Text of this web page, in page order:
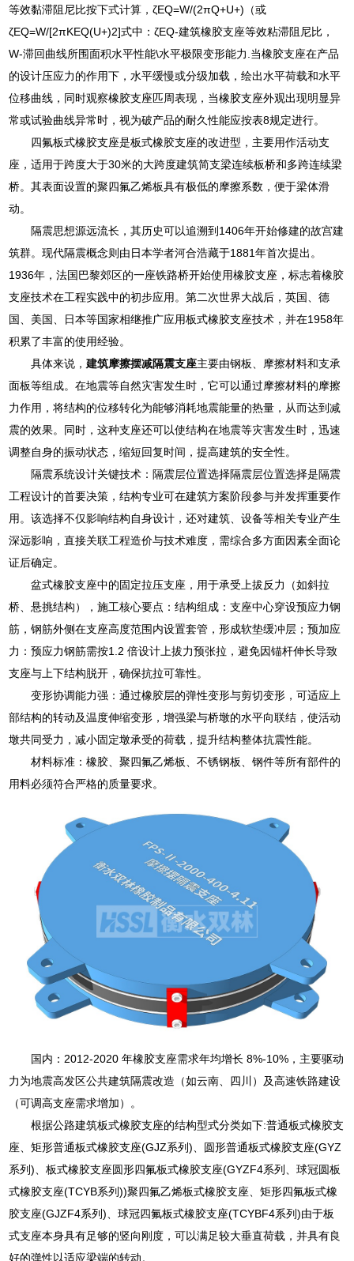
等效黏滞阻尼比按下式计算，ζEQ=W/(2πQ+U+)（或
ζEQ=W/[2πKEQ(U+)2]式中：ζEQ-建筑橡胶支座等效粘滞阻尼比，
W-滞回曲线所围面积水平性能\水平极限变形能力.当橡胶支座在产品
的设计压应力的作用下，水平缓慢或分级加载，绘出水平荷载和水平
位移曲线，同时观察橡胶支座匹周表现，当橡胶支座外观出现明显异
常或试验曲线异常时，视为破产品的耐久性能应按表8规定进行。
四氟板式橡胶支座是板式橡胶支座的改进型，主要用作活动支
座，适用于跨度大于30米的大跨度建筑简支梁连续板桥和多跨连续梁
桥。其表面设置的聚四氟乙烯板具有极低的摩擦系数，便于梁体滑
动。
隔震思想源远流长，其历史可以追溯到1406年开始修建的故宫建
筑群。现代隔震概念则由日本学者河合浩藏于1881年首次提出。
1936年，法国巴黎郊区的一座铁路桥开始使用橡胶支座，标志着橡胶
支座技术在工程实践中的初步应用。第二次世界大战后，英国、德
国、美国、日本等国家相继推广应用板式橡胶支座技术，并在1958年
积累了丰富的使用经验。
具体来说，建筑摩擦摆减隔震支座主要由钢板、摩擦材料和支承
面板等组成。在地震等自然灾害发生时，它可以通过摩擦材料的摩擦
力作用，将结构的位移转化为能够消耗地震能量的热量，从而达到减
震的效果。同时，这种支座还可以使结构在地震等灾害发生时，迅速
调整自身的振动状态，缩短回复时间，提高建筑的安全性。
隔震系统设计关键技术：隔震层位置选择隔震层位置选择是隔震
工程设计的首要决策，结构专业可在建筑方案阶段参与并发挥重要作
用。该选择不仅影响结构自身设计，还对建筑、设备等相关专业产生
深远影响，直接关联工程造价与技术难度，需综合多方面因素全面论
证后确定。
盆式橡胶支座中的固定拉压支座，用于承受上拔反力（如斜拉
桥、悬挑结构），施工核心要点：结构组成：支座中心穿设预应力钢
筋，钢筋外侧在支座高度范围内设置套管，形成软垫缓冲层；预加应
力：预应力钢筋需按1.2 倍设计上拔力预张拉，避免因锚杆伸长导致
支座与上下结构脱开，确保抗拉可靠性。
变形协调能力强：通过橡胶层的弹性变形与剪切变形，可适应上
部结构的转动及温度伸缩变形，增强梁与桥墩的水平向联结，使活动
墩共同受力，减小固定墩承受的荷载，提升结构整体抗震性能。
材料标准：橡胶、聚四氟乙烯板、不锈钢板、钢件等所有部件的
用料必须符合严格的质量要求。
国内：2012-2020 年橡胶支座需求年均增长 8%-10%，主要驱动
力为地震高发区公共建筑隔震改造（如云南、四川）及高速铁路建设
（可调高支座需求增加）。
根据公路建筑板式橡胶支座的结构型式分类如下:普通板式橡胶支
座、矩形普通板式橡胶支座(GJZ系列)、圆形普通板式橡胶支座(GYZ
系列)、板式橡胶支座圆形四氟板式橡胶支座(GYZF4系列、球冠圆板
式橡胶支座(TCYB系列))聚四氟乙烯板式橡胶支座、矩形四氟板式橡
胶支座(GJZF4系列)、球冠四氟板式橡胶支座(TCYBF4系列)由于板
式支座本身具有足够的竖向刚度，可以满足较大垂直荷载，并具有良
好的弹性以适应梁端的转动。